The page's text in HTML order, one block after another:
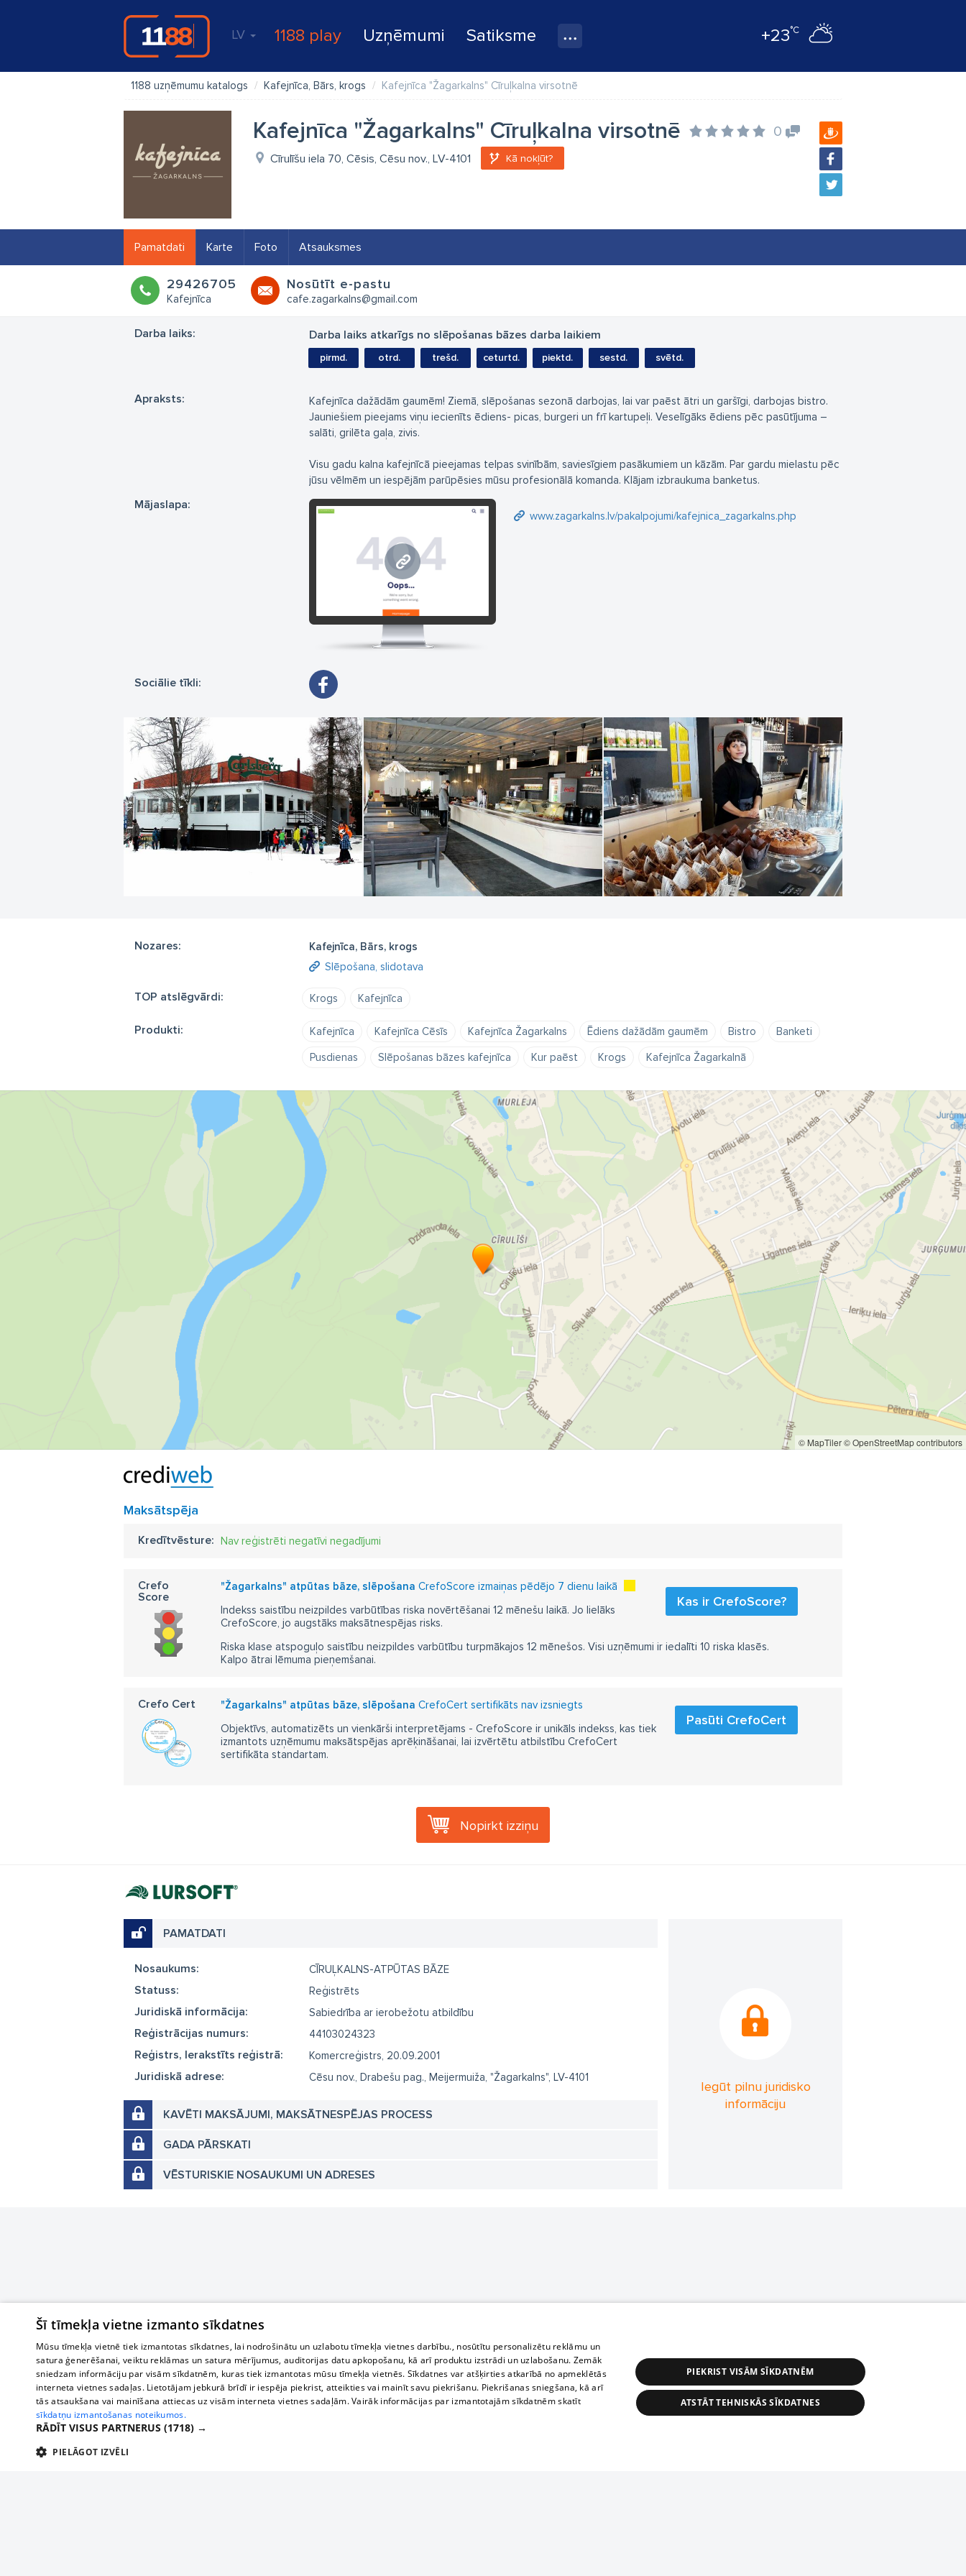
LV 1188 play Uzņēmumi Satiksme +23°C
1188 uzņēmumu katalogs Kafejnīca, Bārs, krogs Kafejnīca "Žagarkalns" Cīruļkalna virsotnē
Kafejnīca "Žagarkalns" Cīruļkalna virsotnē 0
Cīrulīšu iela 70, Cēsis, Cēsu nov., LV-4101 Kā nokļūt?
Pamatdati Karte Foto Atsauksmes
29426705
Kafejnīca
Nosūtīt e-pastu
cafe.zagarkalns@gmail.com
Darba laiks: Darba laiks atkarīgs no slēpošanas bāzes darba laikiem
pirmd. otrd. trešd. ceturtd. piektd. sestd. svētd.
Apraksts:
Kafejnīca dažādām gaumēm! Ziemā, slēpošanas sezonā darbojas, lai var paēst ātri un garšīgi, darbojas bistro.
Jauniešiem pieejams viņu iecienīts ēdiens- picas, burgeri un frī kartupeļi. Veselīgāks ēdiens pēc pasūtījuma –
salāti, grilēta gaļa, zivis.
Visu gadu kalna kafejnīcā pieejamas telpas svinībām, saviesīgiem pasākumiem un kāzām. Par gardu mielastu pēc
jūsu vēlmēm un iespējām parūpēsies mūsu profesionālā komanda. Klājam izbraukuma banketus.
Mājaslapa:
www.zagarkalns.lv
www.zagarkalns.lv/pakalpojumi/kafejnica_zagarkalns.php
Sociālie tīkli:
Nozares:
Kafejnīca, Bārs, krogs
Slēpošana, slidotava
TOP atslēgvārdi: Krogs Kafejnīca
Produkti: Kafejnīca Kafejnīca Cēsīs Kafejnīca Žagarkalns Ēdiens dažādām gaumēm Bistro
Banketi
Pusdienas
Slēpošanas bāzes kafejnīca Kur paēst Krogs Kafejnīca Žagarkalnā
© MapTiler© OpenStreetMap contributors
Maksātspēja
Kredītvēsture: Nav reģistrēti negatīvi negadījumi
Crefo
Score
"Žagarkalns" atpūtas bāze, slēpošana CrefoScore izmaiņas pēdējo 7 dienu laikā
Kas ir CrefoScore?
Indekss saistību neizpildes varbūtības riska novērtēšanai 12 mēnešu laikā. Jo lielāks
CrefoScore, jo augstāks maksātnespējas risks.
Riska klase atspoguļo saistību neizpildes varbūtību turpmākajos 12 mēnešos. Visi uzņēmumi ir iedalīti 10 riska klasēs.
Kalpo ātrai lēmuma pieņemšanai.
Crefo Cert "Žagarkalns" atpūtas bāze, slēpošana CrefoCert sertifikāts nav izsniegts
Pasūti CrefoCert
Objektīvs, automatizēts un vienkārši interpretējams - CrefoScore ir unikāls indekss, kas tiek
izmantots uzņēmumu maksātspējas aprēķināšanai, lai izvērtētu atbilstību CrefoCert
sertifikāta standartam.
Nopirkt izziņu
PAMATDATI
Nosaukums: CĪRUĻKALNS-ATPŪTAS BĀZE
Statuss: Reģistrēts
Juridiskā informācija: Sabiedrība ar ierobežotu atbildību
Reģistrācijas numurs: 44103024323
Reģistrs, Ierakstīts reģistrā: Komercreģistrs, 20.09.2001
Juridiskā adrese: Cēsu nov., Drabešu pag., Meijermuiža, "Žagarkalns", LV-4101
KAVĒTI MAKSĀJUMI, MAKSĀTNESPĒJAS PROCESS
GADA PĀRSKATI
VĒSTURISKIE NOSAUKUMI UN ADRESES
Iegūt pilnu juridisko
informāciju
Šī tīmekļa vietne izmanto sīkdatnes
Mūsu tīmekļa vietnē tiek izmantotas sīkdatnes, lai nodrošinātu un uzlabotu tīmekļa vietnes darbību., nosūtītu personalizētu reklāmu un
satura ģenerēšanai, veiktu reklāmas un satura mērījumus, auditorijas datu apkopošanu, kā arī produktu izstrādi un uzlabošanu. Zemāk
sniedzam informāciju par visām sīkdatnēm, kuras tiek izmantotas mūsu tīmekļa vietnēs. Sīkdatnes var atšķirties atkarībā no apmeklētās
interneta vietnes sadaļas. Lietotājam jebkurā brīdī ir iespēja piekrist, atteikties vai mainīt savu piekrišanu. Piekrišanas sniegšana, kā arī
tās atsaukšana vai mainīšana attiecas uz visām interneta vietnes sadaļām. Vairāk informācijas par izmantotajām sīkdatnēm skatīt
sīkdatņu izmantošanas noteikumos.
RĀDĪT VISUS PARTNERUS (1718) →
PIELĀGOT IZVĒLI
PIEKRIST VISĀM SĪKDATNĒM
ATSTĀT TEHNISKĀS SĪKDATNES